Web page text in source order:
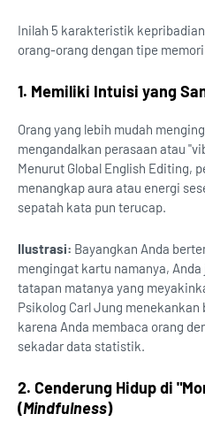
Inilah 5 karakteristik
orang-orang dengan tipe
1. Memiliki Intuisi yang
Orang yang lebih mudah
mengandalkan perasaan atau
Menurut Global English Editing,
menangkap aura atau energi
sepatah kata pun terucap.
Ilustrasi: Bayangkan Anda
mengingat kartu namanya,
tatapan matanya yang
Psikolog Carl Jung
karena Anda membaca orang
sekadar data statistik.
2. Cenderung Hidup di
(Mindfulness)